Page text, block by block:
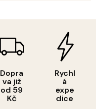
Dopra
va již
od 59
Kč
Rychl
á
expe
dice